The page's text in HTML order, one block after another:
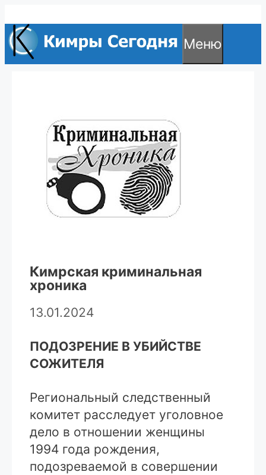
к
содержимому
Меню
Кимрская криминальная
хроника
13.01.2024
ПОДОЗРЕНИЕ В УБИЙСТВЕ
СОЖИТЕЛЯ
Региональный следственный
комитет расследует уголовное
дело в отношении женщины
1994 года рождения,
подозреваемой в совершении